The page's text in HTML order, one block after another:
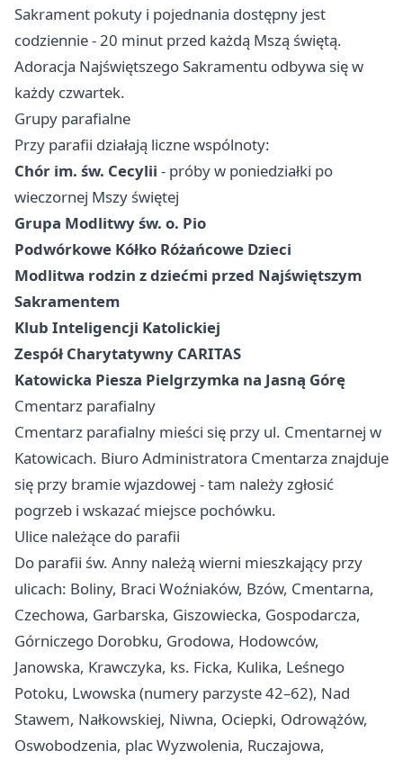
Sakrament pokuty i pojednania dostępny jest
codziennie - 20 minut przed każdą Mszą świętą.
Adoracja Najświętszego Sakramentu odbywa się w
każdy czwartek.
Grupy parafialne
Przy parafii działają liczne wspólnoty:
Chór im. św. Cecylii - próby w poniedziałki po
wieczornej Mszy świętej
Grupa Modlitwy św. o. Pio
Podwórkowe Kółko Różańcowe Dzieci
Modlitwa rodzin z dziećmi przed Najświętszym
Sakramentem
Klub Inteligencji Katolickiej
Zespół Charytatywny CARITAS
Katowicka Piesza Pielgrzymka na Jasną Górę
Cmentarz parafialny
Cmentarz parafialny mieści się przy ul. Cmentarnej w
Katowicach. Biuro Administratora Cmentarza znajduje
się przy bramie wjazdowej - tam należy zgłosić
pogrzeb i wskazać miejsce pochówku.
Ulice należące do parafii
Do parafii św. Anny należą wierni mieszkający przy
ulicach: Boliny, Braci Woźniaków, Bzów, Cmentarna,
Czechowa, Garbarska, Giszowiecka, Gospodarcza,
Górniczego Dorobku, Grodowa, Hodowców,
Janowska, Krawczyka, ks. Ficka, Kulika, Leśnego
Potoku, Lwowska (numery parzyste 42–62), Nad
Stawem, Nałkowskiej, Niwna, Ociepki, Odrowążów,
Oswobodzenia, plac Wyzwolenia, Ruczajowa,